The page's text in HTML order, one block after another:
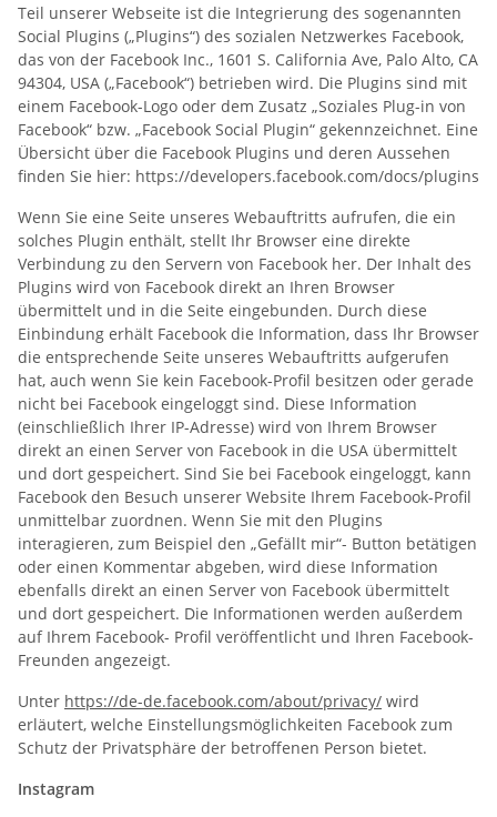
Teil unserer Webseite ist die Integrierung des sogenannten
Social Plugins („Plugins“) des sozialen Netzwerkes Facebook,
das von der Facebook Inc., 1601 S. California Ave, Palo Alto, CA
94304, USA („Facebook“) betrieben wird. Die Plugins sind mit
einem Facebook-Logo oder dem Zusatz „Soziales Plug-in von
Facebook“ bzw. „Facebook Social Plugin“ gekennzeichnet. Eine
Übersicht über die Facebook Plugins und deren Aussehen
finden Sie hier: https://developers.facebook.com/docs/plugins
Wenn Sie eine Seite unseres Webauftritts aufrufen, die ein
solches Plugin enthält, stellt Ihr Browser eine direkte
Verbindung zu den Servern von Facebook her. Der Inhalt des
Plugins wird von Facebook direkt an Ihren Browser
übermittelt und in die Seite eingebunden. Durch diese
Einbindung erhält Facebook die Information, dass Ihr Browser
die entsprechende Seite unseres Webauftritts aufgerufen
hat, auch wenn Sie kein Facebook-Profil besitzen oder gerade
nicht bei Facebook eingeloggt sind. Diese Information
(einschließlich Ihrer IP-Adresse) wird von Ihrem Browser
direkt an einen Server von Facebook in die USA übermittelt
und dort gespeichert. Sind Sie bei Facebook eingeloggt, kann
Facebook den Besuch unserer Website Ihrem Facebook-Profil
unmittelbar zuordnen. Wenn Sie mit den Plugins
interagieren, zum Beispiel den „Gefällt mir“- Button betätigen
oder einen Kommentar abgeben, wird diese Information
ebenfalls direkt an einen Server von Facebook übermittelt
und dort gespeichert. Die Informationen werden außerdem
auf Ihrem Facebook- Profil veröffentlicht und Ihren Facebook-
Freunden angezeigt.
Unter https://de-de.facebook.com/about/privacy/ wird
erläutert, welche Einstellungsmöglichkeiten Facebook zum
Schutz der Privatsphäre der betroffenen Person bietet.
Instagram